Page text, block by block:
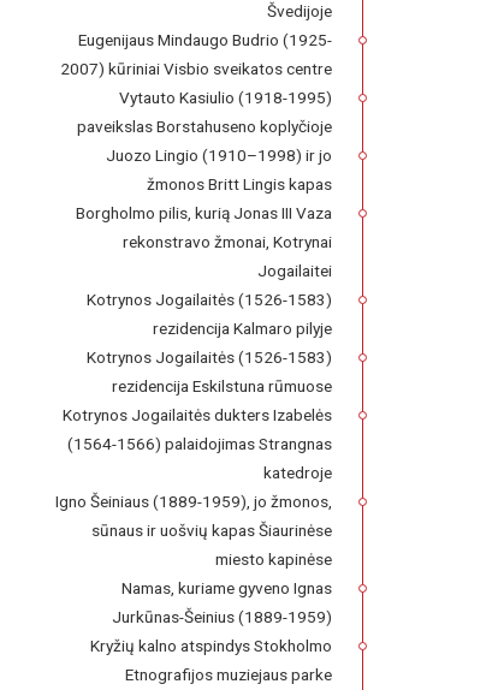
Švedijoje
Eugenijaus Mindaugo Budrio (1925-
2007) kūriniai Visbio sveikatos centre
Vytauto Kasiulio (1918-1995)
paveikslas Borstahuseno koplyčioje
Juozo Lingio (1910–1998) ir jo
žmonos Britt Lingis kapas
Borgholmo pilis, kurią Jonas III Vaza
rekonstravo žmonai, Kotrynai
Jogailaitei
Kotrynos Jogailaitės (1526-1583)
rezidencija Kalmaro pilyje
Kotrynos Jogailaitės (1526-1583)
rezidencija Eskilstuna rūmuose
Kotrynos Jogailaitės dukters Izabelės
(1564-1566) palaidojimas Strangnas
katedroje
Igno Šeiniaus (1889-1959), jo žmonos,
sūnaus ir uošvių kapas Šiaurinėse
miesto kapinėse
Namas, kuriame gyveno Ignas
Jurkūnas-Šeinius (1889-1959)
Kryžių kalno atspindys Stokholmo
Etnografijos muziejaus parke